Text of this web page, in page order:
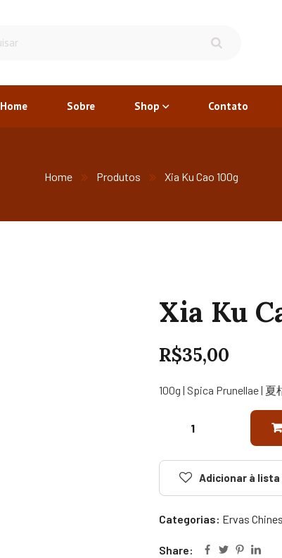
Home Sobre Shop Contato
Home Produtos Xia Ku Cao 100g
Xia Ku
R$35,00
100g | Spica Prunellae | 夏
Adicionar à lista
Categorias: Ervas
Share: